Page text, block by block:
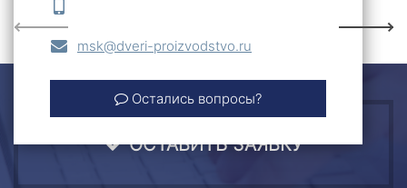
Previous Next
ОСТАВИТЬ ЗАЯВКУ
msk@dveri-proizvodstvo.ru
Остались вопросы?